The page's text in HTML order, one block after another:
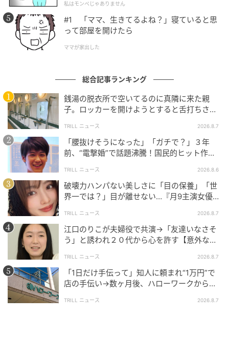
全話一覧を見る
ツムママ
体験をもとに漫画を描き、ブログで発信していま
す。
作品をもっとみる
の記事をもっとみる
私はモンペじゃありません
#1 「ママ、生きてるよね？」寝ていると思
って部屋を開けたら
ママが家出した
総合記事ランキング
銭湯の脱衣所で空いてるのに真隣に来た親
子。ロッカーを開けようとすると舌打ちさ
中で拍手」
TRILL ニュース 2026.8.7
「腰抜けそうになった」「ガチで？」３年
前、“電撃婚”で話題沸騰！国民的ヒット作
TRILL ニュース 2026.8.6
破壊力ハンパない美しさに「目の保養」「世
界一では？」目が離せない…『月9主演女優
TRILL ニュース 2026.8.7
江口のりこが夫婦役で共演→「友達いなさそ
う」と誘われ２０代から心を許す【意外な親
TRILL ニュース 2026.8.7
「1日だけ手伝って」知人に頼まれ“1万円”で
店の手伝い→数ヶ月後、ハローワークから届
TRILL ニュース 2026.8.7